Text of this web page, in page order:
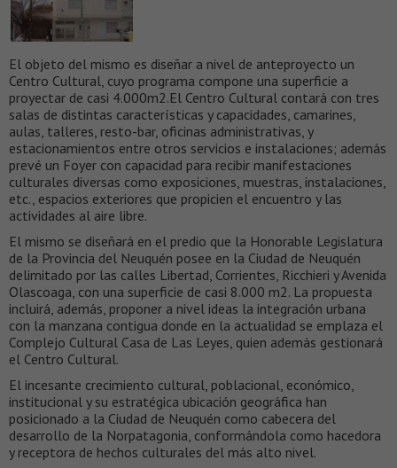
El objeto del mismo es diseñar a nivel de anteproyecto un
Centro Cultural, cuyo programa compone una superficie a
proyectar de casi 4.000m2.El Centro Cultural contará con tres
salas de distintas características y capacidades, camarines,
aulas, talleres, resto-bar, oficinas administrativas, y
estacionamientos entre otros servicios e instalaciones; además
prevé un Foyer con capacidad para recibir manifestaciones
culturales diversas como exposiciones, muestras, instalaciones,
etc., espacios exteriores que propicien el encuentro y las
actividades al aire libre.
El mismo se diseñará en el predio que la Honorable Legislatura
de la Provincia del Neuquén posee en la Ciudad de Neuquén
delimitado por las calles Libertad, Corrientes, Ricchieri y Avenida
Olascoaga, con una superficie de casi 8.000 m2. La propuesta
incluirá, además, proponer a nivel ideas la integración urbana
con la manzana contigua donde en la actualidad se emplaza el
Complejo Cultural Casa de Las Leyes, quien además gestionará
el Centro Cultural.
El incesante crecimiento cultural, poblacional, económico,
institucional y su estratégica ubicación geográfica han
posicionado a la Ciudad de Neuquén como cabecera del
desarrollo de la Norpatagonia, conformándola como hacedora
y receptora de hechos culturales del más alto nivel.